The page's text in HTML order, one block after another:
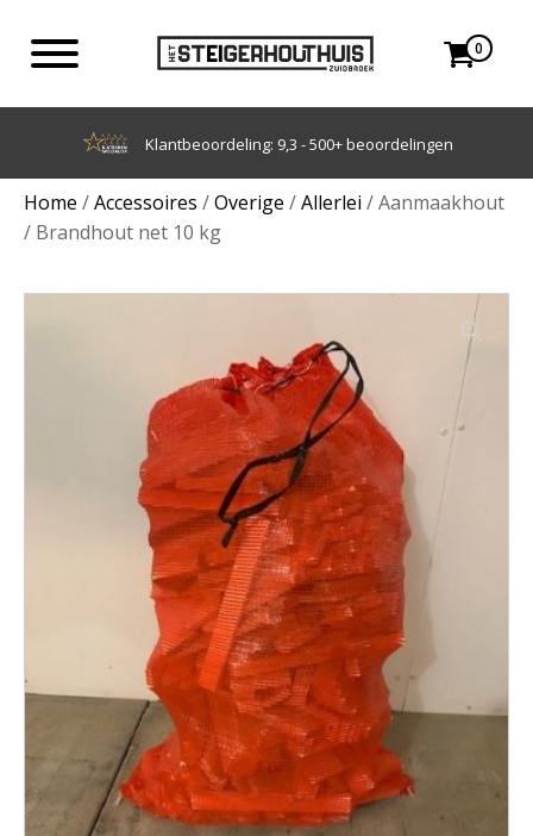
0
Achteraf betalen met Klarna
Home /Accessoires /Overige /Allerlei / Aanmaakhout
/ Brandhout net 10 kg